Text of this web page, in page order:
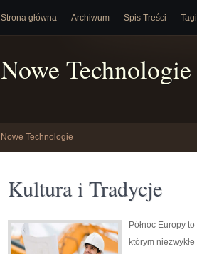
Strona główna Archiwum Spis Treści Tagi
Nowe Technologie
Nowe Technologie
Kultura i Tradycje
Północ Europy
którym